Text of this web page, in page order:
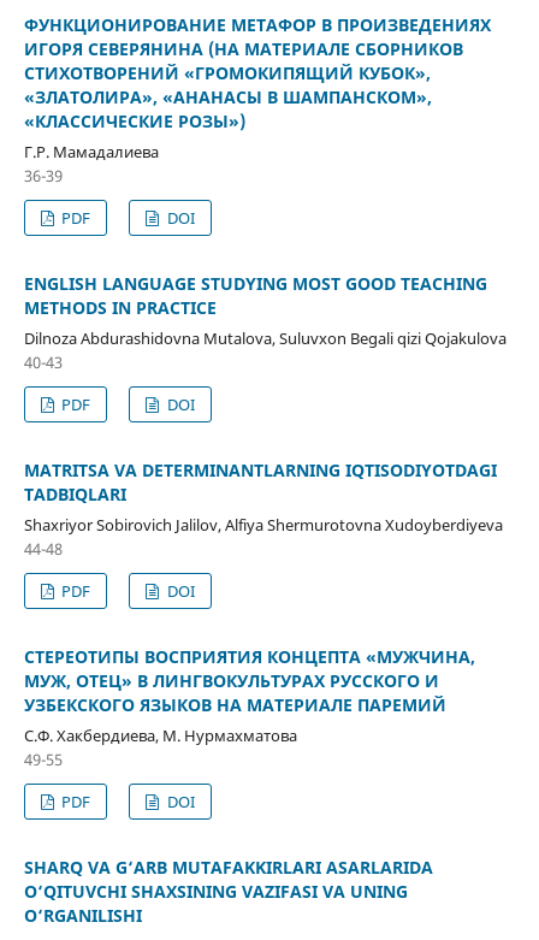
ФУНКЦИОНИРОВАНИЕ МЕТАФОР В ПРОИЗВЕДЕНИЯХ
ИГОРЯ СЕВЕРЯНИНА (НА МАТЕРИАЛЕ СБОРНИКОВ
СТИХОТВОРЕНИЙ «ГРОМОКИПЯЩИЙ КУБОК»,
«ЗЛАТОЛИРА», «АНАНАСЫ В ШАМПАНСКОМ»,
«КЛАССИЧЕСКИЕ РОЗЫ»)
Г.Р. Мамадалиева
36-39
PDF
DOI
ENGLISH LANGUAGE STUDYING MOST GOOD TEACHING
METHODS IN PRACTICE
Dilnoza Abdurashidovna Mutalova, Suluvxon Begali qizi Qojakulova
40-43
PDF
DOI
MATRITSA VA DETERMINANTLARNING IQTISODIYOTDAGI
TADBIQLARI
Shaxriyor Sobirovich Jalilov, Alfiya Shermurotovna Xudoyberdiyeva
44-48
PDF
DOI
СТЕРЕОТИПЫ ВОСПРИЯТИЯ КОНЦЕПТА «МУЖЧИНА,
МУЖ, ОТЕЦ» В ЛИНГВОКУЛЬТУРАХ РУССКОГО И
УЗБЕКСКОГО ЯЗЫКОВ НА МАТЕРИАЛЕ ПАРЕМИЙ
С.Ф. Хакбердиева, М. Нурмахматова
49-55
PDF
DOI
SHARQ VA G‘ARB MUTAFAKKIRLARI ASARLARIDA
O‘QITUVCHI SHAXSINING VAZIFASI VA UNING
O‘RGANILISHI